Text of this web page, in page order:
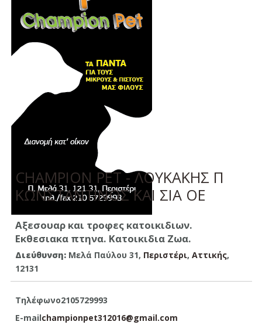
CHAMPION PET - ΛΟΥΚΑΚΗΣ Π
ΚΩΝΣΤΑΝΤΙΝΟΣ ΚΑΙ ΣΙΑ ΟΕ
Αξεσουαρ και τροφες κατοικιδιων.
Εκθεσιακα πτηνα. Κατοικιδια Ζωα.
Διεύθυνση:Μελά Παύλου 31, Περιστέρι, Aττικής,
12131
Τηλέφωνο2105729993
E-mailchampionpet312016@gmail.com